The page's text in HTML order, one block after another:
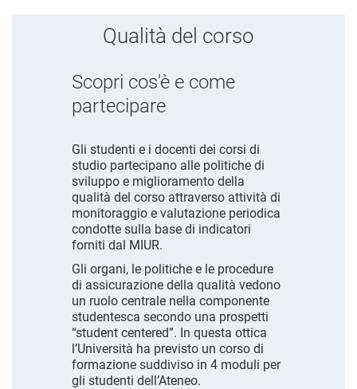
Qualità del corso
Scopri cos'è e come
partecipare
Gli studenti e i docenti dei corsi di
studio partecipano alle politiche di
sviluppo e miglioramento della
qualità del corso attraverso attività di
monitoraggio e valutazione periodica
condotte sulla base di indicatori
forniti dal MIUR.
Gli organi, le politiche e le procedure
di assicurazione della qualità vedono
un ruolo centrale nella componente
studentesca secondo una prospetti
“student centered”. In questa ottica
l’Università ha previsto un corso di
formazione suddiviso in 4 moduli per
gli studenti dell’Ateneo.